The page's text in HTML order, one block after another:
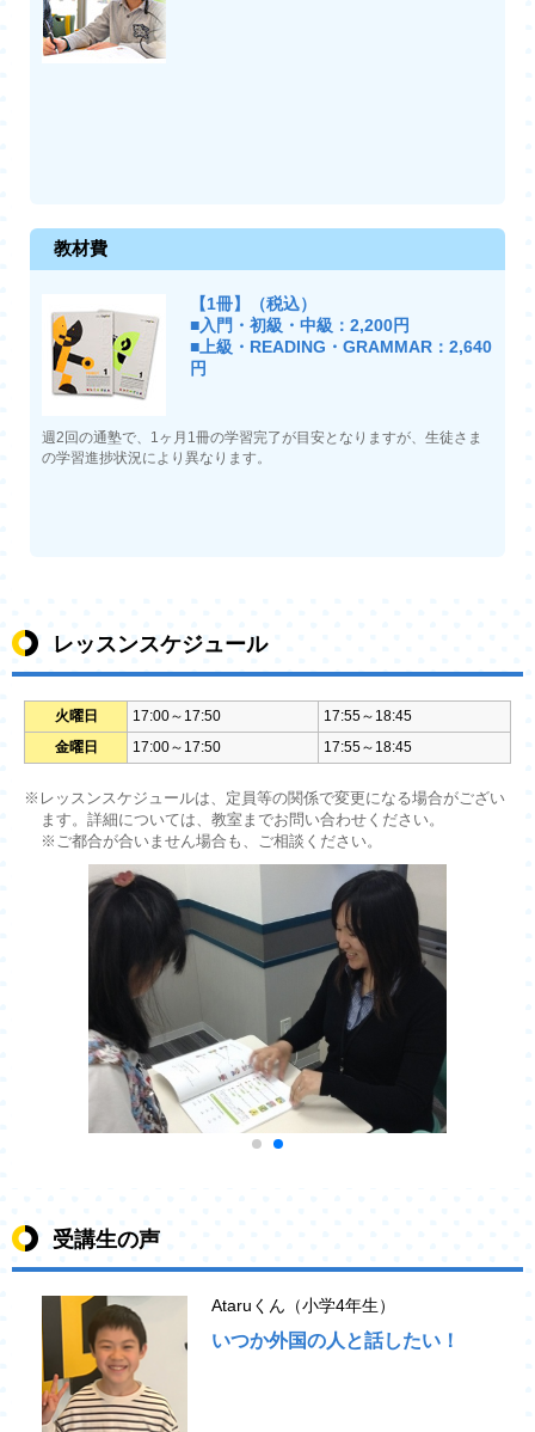
教材費
【1冊】（税込）
■入門・初級・中級：2,200円
■上級・READING・GRAMMAR：2,640
円
週2回の通塾で、1ヶ月1冊の学習完了が目安となりますが、生徒さま
の学習進捗状況により異なります。
レッスンスケジュール
火曜日 17:00～17:50
17:55～18:45
金曜日
17:00～17:50 17:55～18:45
※レッスンスケジュールは、定員等の関係で変更になる場合がござい
ます。詳細については、教室までお問い合わせください。
※ご都合が合いません場合も、ご相談ください。
受講生の声
Ataruくん（小学4年生）
いつか外国の人と話したい！